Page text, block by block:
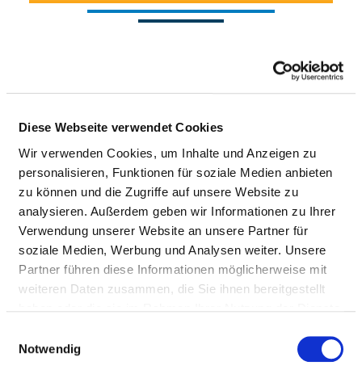
Diese Webseite verwendet Cookies
Wir verwenden Cookies, um Inhalte und Anzeigen zu
personalisieren, Funktionen für soziale Medien anbieten
zu können und die Zugriffe auf unsere Website zu
analysieren. Außerdem geben wir Informationen zu Ihrer
Verwendung unserer Website an unsere Partner für
soziale Medien, Werbung und Analysen weiter. Unsere
Partner führen diese Informationen möglicherweise mit
weiteren Daten zusammen, die Sie ihnen bereitgestellt
Notwendig
JUGENDPSYCHIATRIE, PSYCHOSOMATIK
UND PSYCHOTHERAPIE DER HERZ-JESU-